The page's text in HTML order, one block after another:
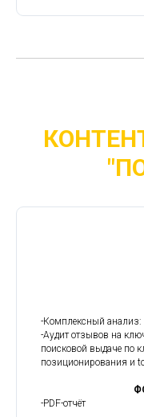
-Комплексный анализ:
-Аудит отзывов на
поисковой выдаче по
позиционирования и
-PDF-отчёт